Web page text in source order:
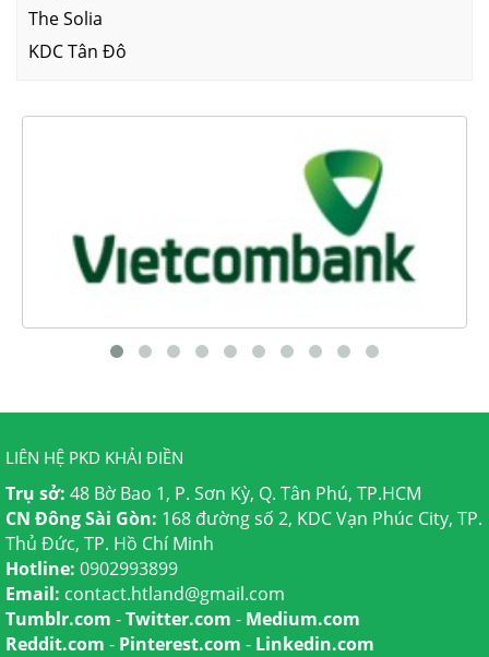
The Solia
KDC Tân Đô
LIÊN HỆ PKD KHẢI ĐIỀN
Trụ sở: 48 Bờ Bao 1, P. Sơn Kỳ, Q. Tân Phú, TP.HCM
CN Đông Sài Gòn: 168 đường số 2, KDC Vạn Phúc City, TP.
Thủ Đức, TP. Hồ Chí Minh
Hotline: 0902993899
Email: contact.htland@gmail.com
Tumblr.com -Twitter.com - Medium.com
Reddit.com - Pinterest.com - Linkedin.com